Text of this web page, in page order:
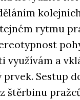
rytmu
využívám a
prvek. Sestup
štěrbinu